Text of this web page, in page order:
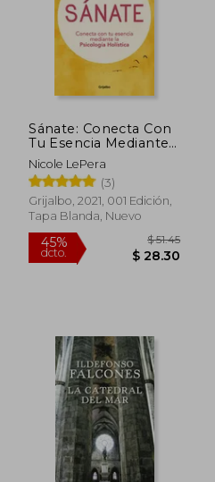
45%
dcto. $ 26.63
45%
dcto.
Sánate: Conecta Con
Tu Esencia Mediante
La Psicología
Holística / How to Do
the Work
Nicole LePera
(3)
Grijalbo, 2021, 001 Edición,
Tapa Blanda, Nuevo